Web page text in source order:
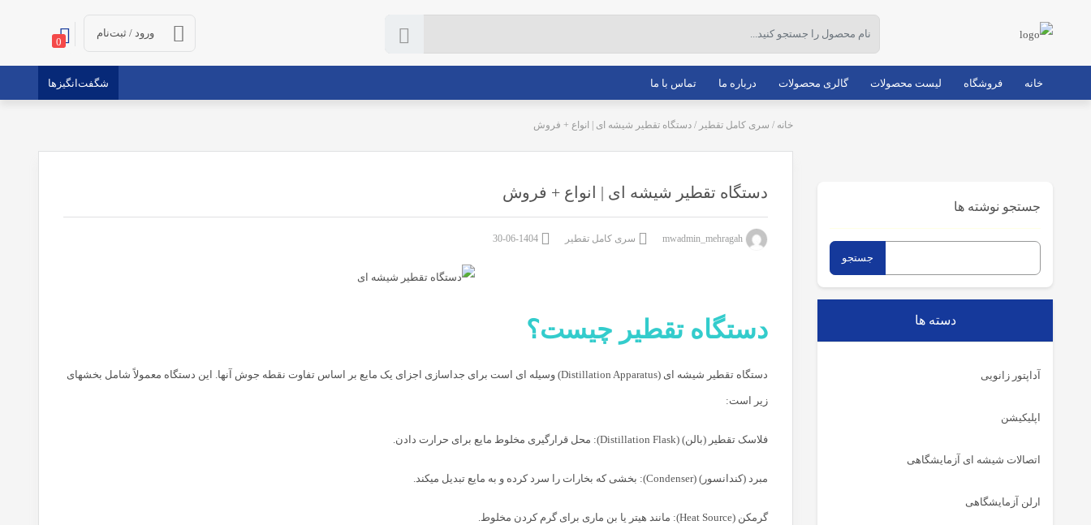
0
ورود / ثبت‌نام
خانه فروشگاه لیست محصولات گالری محصولات درباره ما تماس با ما شگفت‌انگیزها
خانه / سری کامل تقطیر / دستگاه تقطیر شیشه ای | انواع + فروش
دستگاه تقطیر شیشه ای | انواع + فروش
سری کامل تقطیر 1404-06-30
دستگاه تقطیر چیست؟
دستگاه تقطیر شیشه ای (Distillation Apparatus) وسیله ای است برای جداسازی اجزای یک مایع بر اساس تفاوت نقطه جوش آنها. این دستگاه معمولاً شامل بخشهای
زیر است:
فلاسک تقطیر (بالن) (Distillation Flask): محل قرارگیری مخلوط مایع برای حرارت دادن.
مبرد (کندانسور) (Condenser): بخشی که بخارات را سرد کرده و به مایع تبدیل میکند.
گرمکن (Heat Source): مانند هیتر یا بن ماری برای گرم کردن مخلوط.
جستجو نوشته ها
برای:
دسته ها
آداپتور زانویی
اپلیکیشن
اتصالات شیشه ای آزمایشگاهی
ارلن آزمایشگاهی